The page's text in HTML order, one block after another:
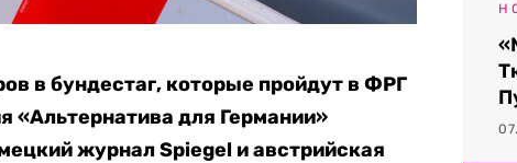
в бундестаг, которые пройдут в ФРГ
«Альтернатива для Германии»
журнал Spiegel и австрийская